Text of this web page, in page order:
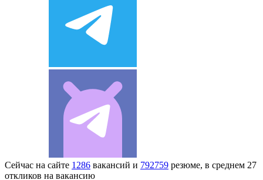
Сейчас на сайте 1286 вакансий и 792759 резюме, в среднем 27
откликов на вакансию